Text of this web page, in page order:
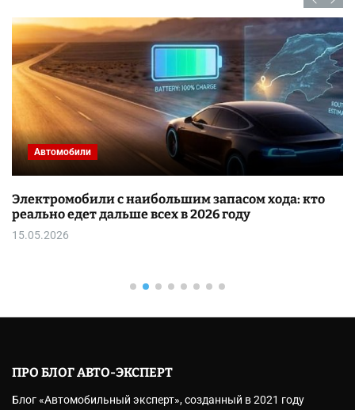
Автомобили
Электромобили с наибольшим запасом хода: кто
реально едет дальше всех в 2026 году
15.05.2026
ПРО БЛОГ АВТО-ЭКСПЕРТ
Блог «Автомобильный эксперт», созданный в 2021 году